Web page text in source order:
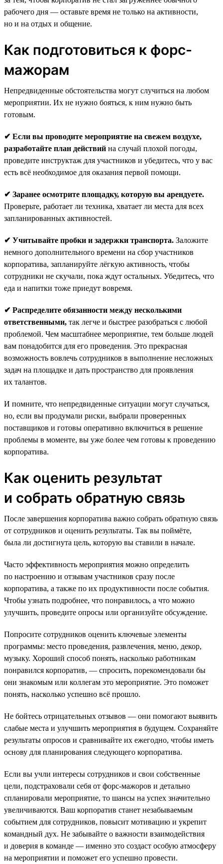
рабочего дня — оставьте время не только на активности,
но и на отдых и общение.
Как подготовиться к форс-
мажорам
Непредвиденные обстоятельства могут случиться на любом
мероприятии. Их не нужно бояться, к ним нужно быть
готовым.
✔ Если вы проводите мероприятие на свежем воздухе,
разработайте план действий на случай плохой погоды,
проведите инструктаж для участников и убедитесь, что у вас
есть всё необходимое для оказания первой помощи.
✔ Заранее осмотрите площадку, которую вы арендуете.
Проверьте, работает ли техника, хватает ли места для всех
запланированных активностей.
✔ Учитывайте пробки и задержки транспорта. Заложите
немного дополнительного времени на сбор участников
корпоратива, запланируйте лёгкую активность, чтобы
сотрудники не скучали, пока ждут остальных. Убедитесь, что
еда и напитки тоже приедут вовремя.
✔ Распределите обязанности между несколькими
ответственными, так легче и быстрее разобраться с любой
проблемой. Чем масштабнее мероприятие, тем больше людей
вам понадобится для его проведения. Это прекрасная
возможность вовлечь сотрудников в выполнение несложных
задач на площадке и дать пространство для проявления
их талантов.
И помните, что непредвиденные ситуации могут случаться,
но, если вы продумали риски, выбрали проверенных
поставщиков и готовы оперативно включиться в решение
проблемы в моменте, вы уже более чем готовы к проведению
корпоратива.
Как оценить результат
и собрать обратную связь
После завершения корпоратива важно собрать обратную связь
от сотрудников и оценить результаты. Так вы поймёте,
была ли достигнута цель, которую вы ставили в начале.
Часто эффективность мероприятия можно определить
по настроению и отзывам участников сразу после
корпоратива, а также по их продуктивности после события.
Чтобы узнать подробнее, что понравилось, а что можно
улучшить, проведите опросы или организуйте обсуждение.
Попросите сотрудников оценить ключевые элементы
программы: место проведения, развлечения, меню, декор,
музыку. Хороший способ понять, насколько работникам
понравился корпоратив, — спросить, порекомендовали бы
они знакомым или коллегам это мероприятие. Это поможет
понять, насколько успешно всё прошло.
Не бойтесь отрицательных отзывов — они помогают выявить
слабые места и улучшить мероприятия в будущем. Сохраняйте
результаты опросов и сравнивайте их ежегодно, чтобы иметь
основу для планирования следующего корпоратива.
Если вы учли интересы сотрудников и свои собственные
цели, подстраховали себя от форс-мажоров и детально
спланировали мероприятие, то шансы на успех значительно
увеличиваются. Ваш корпоратив станет незабываемым
событием для сотрудников, повысит мотивацию и укрепит
командный дух. Не забывайте о важности взаимодействия
и доверия в команде — именно это создаст особую атмосферу
на мероприятии и поможет его успешно провести.